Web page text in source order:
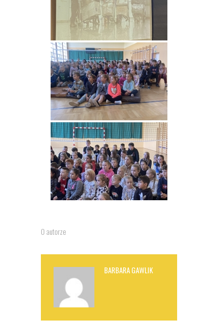
O autorze
BARBARA GAWLIK